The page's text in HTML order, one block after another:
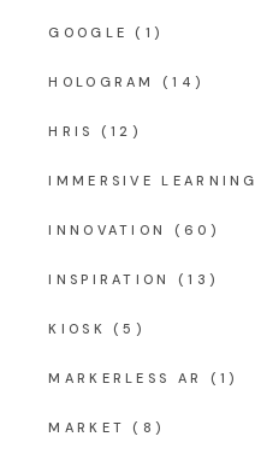
GOOGLE (1)
HOLOGRAM (14)
HRIS (12)
IMMERSIVE LEARNING
INNOVATION (60)
INSPIRATION (13)
KIOSK (5)
MARKERLESS AR (1)
MARKET (8)